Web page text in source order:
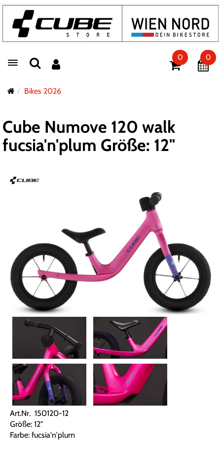
Toggle navigation
0 0
Bikes 2026
Cube Numove 120 walk
fucsia'n'plum Größe: 12"
Art.Nr. 150120-12
Größe: 12"
Farbe: fucsia'n'plum